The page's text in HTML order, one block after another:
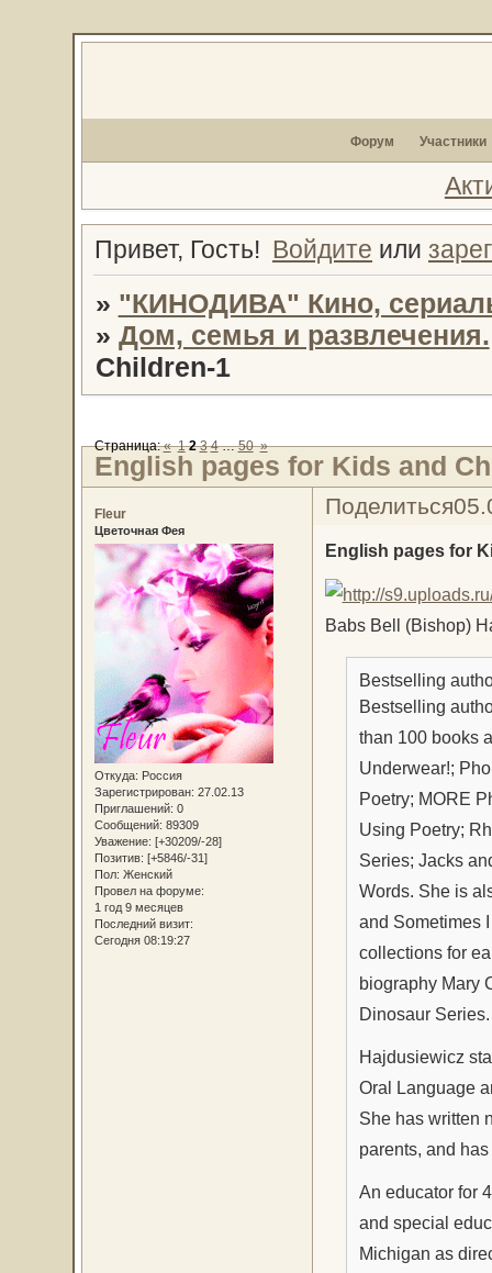
Форум Участники
Привет, Гость! Войдите или
» "КИНОДИВА" Кино,
» Дом, семья и развлечения.
Children-1
English pages for Kids and
Страница:« 1 2 3 4 … 50 »
Поделиться
Fleur
Цветочная Фея
Откуда: Россия
Зарегистрирован: 27.02.13
Приглашений: 0
Сообщений: 89309
Уважение: [+30209/-28]
Позитив: [+5846/-31]
Пол: Женский
Провел на форуме:
1 год 9 месяцев
Последний визит:
Сегодня 08:19:27
English pages for
Babs Bell (Bishop)
Bestselling
Bestselling
than 100 books
Underwear!;
Poetry; MORE
Using Poetry;
Series; Jacks
Words. She is
and Sometimes
collections for
biography Mary
Dinosaur Series.
Hajdusiewicz
Oral Language
She has written
parents, and
An educator for
and special
Michigan as